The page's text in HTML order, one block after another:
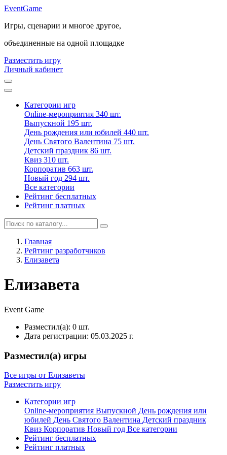
EventGame
Игры, сценарии и многое другое,
объединенные на одной площадке
Разместить игру
Личный кабинет
Категории игр
Online-мероприятия 340 шт.
Выпускной 195 шт.
День рождения или юбилей 440 шт.
День Святого Валентина 75 шт.
Детский праздник 86 шт.
Квиз 310 шт.
Корпоратив 663 шт.
Новый год 294 шт.
Все категории
Рейтинг бесплатных
Рейтинг платных
Главная
Рейтинг разработчиков
Елизавета
Елизавета
Event Game
Разместил(а): 0 шт.
Дата регистрации: 05.03.2025 г.
Разместил(а) игры
Все игры от Елизаветы
Разместить игру
Категории игр
Online-мероприятия Выпускной День рождения или
юбилей День Святого Валентина Детский праздник
Квиз Корпоратив Новый год Все категории
Рейтинг бесплатных
Рейтинг платных